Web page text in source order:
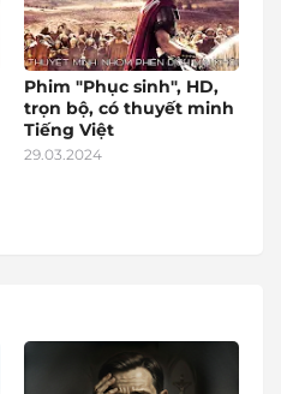
Phim "Phục sinh", HD,
trọn bộ, có thuyết minh
Tiếng Việt
29.03.2024